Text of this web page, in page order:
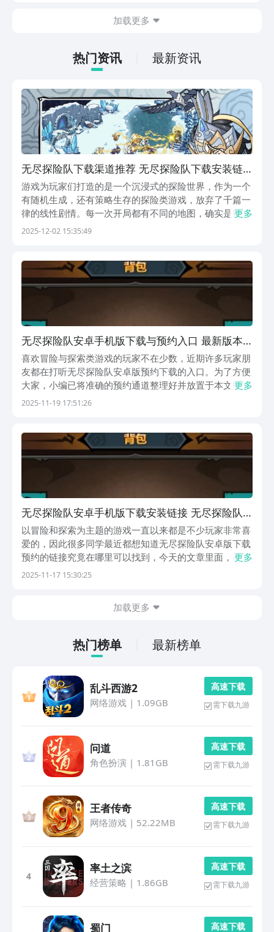
玩法内容，其实大家感兴趣的话，不妨点
加载更多
热门资讯 最新资讯
无尽探险队下载渠道推荐 无尽探险队下载安装链
接
游戏为玩家们打造的是一个沉浸式的探险世界，作为一个
有随机生成，还有策略生存的探险类游戏，放弃了千篇一
律的线性剧情。每一次开局都有不同的地图，确实是很有
趣的。来看一下无尽探险队下载渠道，在什么样的地方可
更多
2025-12-02 15:35:49
无尽探险队安卓手机版下载与预约入口 最新版本
本抢先体验
喜欢冒险与探索类游戏的玩家不在少数，近期许多玩家朋
友都在打听无尽探险队安卓版预约下载的入口。为了方便
大家，小编已将准确的预约通道整理好并放置于本文中，
有需要的同学可以直接查看。如果你渴望踏上一段充满未
更多
2025-11-19 17:51:26
无尽探险队安卓手机版下载安装链接 无尽探险队
安卓版预约链接
以冒险和探索为主题的游戏一直以来都是不少玩家非常喜
爱的，因此很多同学最近都想知道无尽探险队安卓版下载
预约的链接究竟在哪里可以找到，今天的文章里面，小编
就把地址直接给大家贴在了文章中。如果你想体验一段紧
更多
2025-11-17 15:30:25
加载更多
热门榜单 最新榜单
乱斗西游2
网络游戏| 1.09GB
高 速 下 载
需下载九游
问道
角色扮演 | 1.81GB
高 速 下 载
需下载九游
王者传奇
网络游戏| 52.22MB
高 速 下 载
需下载九游
4
率土之滨
经营策略 | 1.86GB
高 速 下 载
需下载九游
蜀门 高 速 下 载